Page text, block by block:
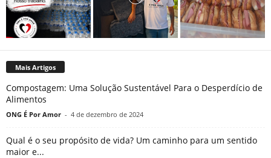
Mais Artigos
Compostagem: Uma Solução Sustentável Para o Desperdício de
Alimentos
ONG É Por Amor - 4 de dezembro de 2024
Qual é o seu propósito de vida? Um caminho para um sentido
maior e...